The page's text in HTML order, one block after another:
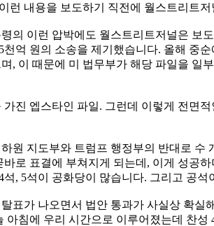
런 내용을 보도하기 직전에 월스트리트
의 이런 압박에도 월스트리트저널은 보
천억 원의 소송을 제기했습니다. 올해 중
, 이 때문에 미 법무부가 해당 파일을 일
진 엡스타인 파일. 그런데 이렇게 전면
원 지도부와 트럼프 행정부의 반대로
로 표결에 부쳐지게 되는데, 이게 성공
석, 5석이 공화당이 많습니다. 그리고 공석
표가 나오면서 법안 통과가 사실상 확
아침에 우리 시간으로 이루어졌는데 찬